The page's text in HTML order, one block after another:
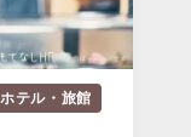
ホテル・旅館